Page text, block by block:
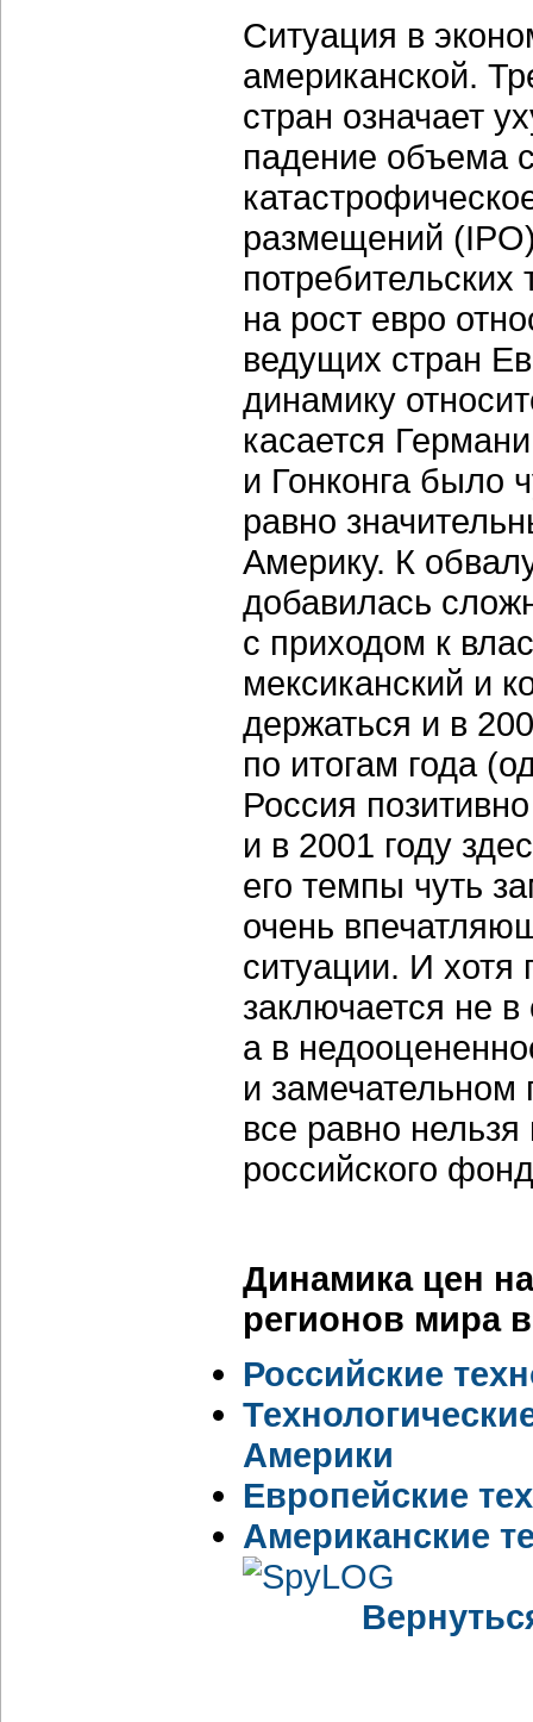
Ситуация в
американской.
стран означает
падение объема
размещений
на рост евро
ведущих стран
динамику
касается
и Гонконга было
равно
Америку. К
добавилась
с приходом к
мексиканский и
держаться и в
по итогам года
Россия
и в 2001 году
его темпы чуть
очень
ситуации. И хотя
заключается не
а в
и
все равно
российского
Динамика цен
регионов мира в
Российские
Америки
Европейские
Американские